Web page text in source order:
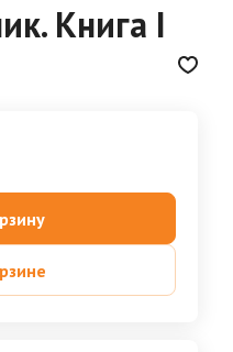
Книга I